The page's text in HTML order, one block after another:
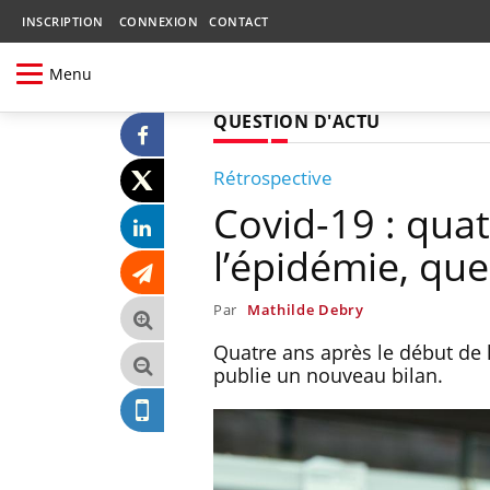
INSCRIPTION CONNEXION CONTACT
Menu
QUESTION D'ACTU
Rétrospective
Covid-19 :
l’épidémie,
Par Mathilde Debry
Quatre ans après le début de
publie un nouveau bilan.